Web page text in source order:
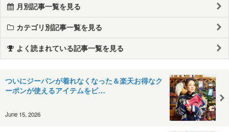
月別記事一覧を見る
カテゴリ別記事一覧を見る
よく読まれている記事一覧を見る
ついにジーパンが着れなくなった＆楽天お得なク
ーポンが使えるアイテムをピ…
June 15, 2026